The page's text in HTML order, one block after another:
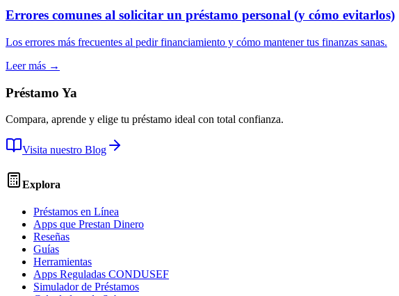
Errores comunes al solicitar un préstamo personal (y cómo evitarlos)
Los errores más frecuentes al pedir financiamiento y cómo mantener tus finanzas sanas.
Leer más →
Préstamo Ya
Compara, aprende y elige tu préstamo ideal con total confianza.
Visita nuestro Blog
Explora
Préstamos en Línea
Apps que Prestan Dinero
Reseñas
Guías
Herramientas
Apps Reguladas CONDUSEF
Simulador de Préstamos